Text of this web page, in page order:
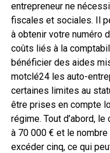
entrepreneur ne
fiscales et sociales. Il
à obtenir votre numéro
coûts liés à la
bénéficier des aides
motclé24 les auto-
certaines limites au
être prises en compte
régime. Tout d’abord,
à 70 000 € et le
excéder cinq, ce qui